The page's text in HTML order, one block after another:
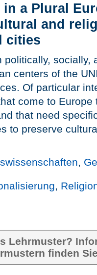
a Plural
and
cities
politically, socially,
centers of the
Of particular
come to Europe
that need
to preserve
,
,
Lehrmuster?
finden